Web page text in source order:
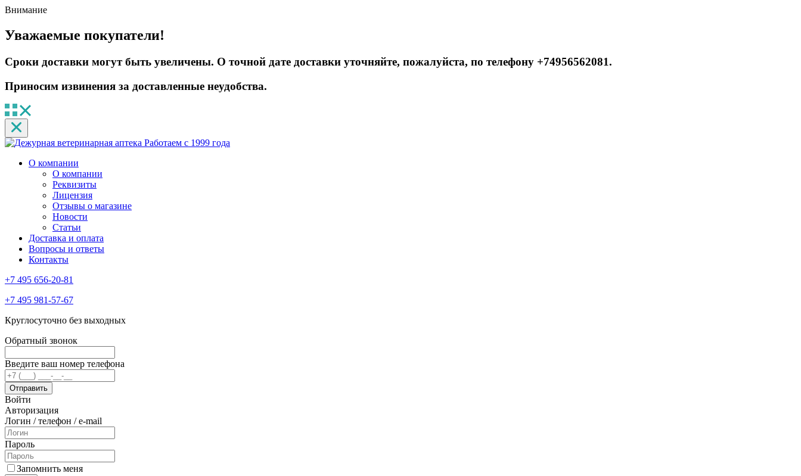
Внимание
Уважаемые покупатели!
Сроки доставки могут быть увеличены. О точной дате доставки уточняйте, пожалуйста, по телефону +74956562081.
Приносим извинения за доставленные неудобства.
Работаем с 1999 года
О компании
О компании
Реквизиты
Лицензия
Отзывы о магазине
Новости
Статьи
Доставка и оплата
Вопросы и ответы
Контакты
+7 495 656-20-81
+7 495 981-57-67
Круглосуточно без выходных
Обратный звонок
Введите ваш номер телефона
Войти
Авторизация
Логин / телефон / e-mail
Пароль
Запомнить меня